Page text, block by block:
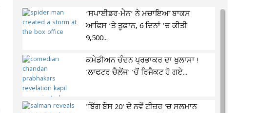
‘ਸਪਾਈਡਰ-ਮੈਨ’ ਨੇ ਮਚਾਇਆ ਬਾਕਸ
ਆਫਿਸ ’ਤੇ ਤੂਫ਼ਾਨ, 6 ਦਿਨਾਂ ’ਚ ਕੀਤੀ
9,500...
ਕਮੇਡੀਅਨ ਚੰਦਨ ਪ੍ਰਭਾਕਰ ਦਾ ਖੁਲਾਸਾ !
'ਲਾਫਟਰ ਚੈਲੇਂਜ' 'ਚੋਂ ਰਿਜੈਕਟ ਹੋ ਗਏ...
'ਬਿੱਗ ਬੌਸ 20' ਦੇ ਨਵੇਂ ਟੀਜ਼ਰ 'ਚ ਸਲਮਾਨ